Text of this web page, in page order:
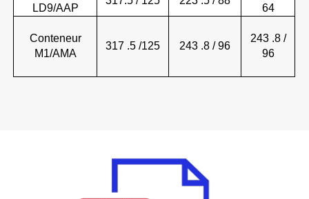
LD9/AAP 64
Conteneur
M1/AMA
317 .5 /125 243 .8 / 96
243 .8 /
96